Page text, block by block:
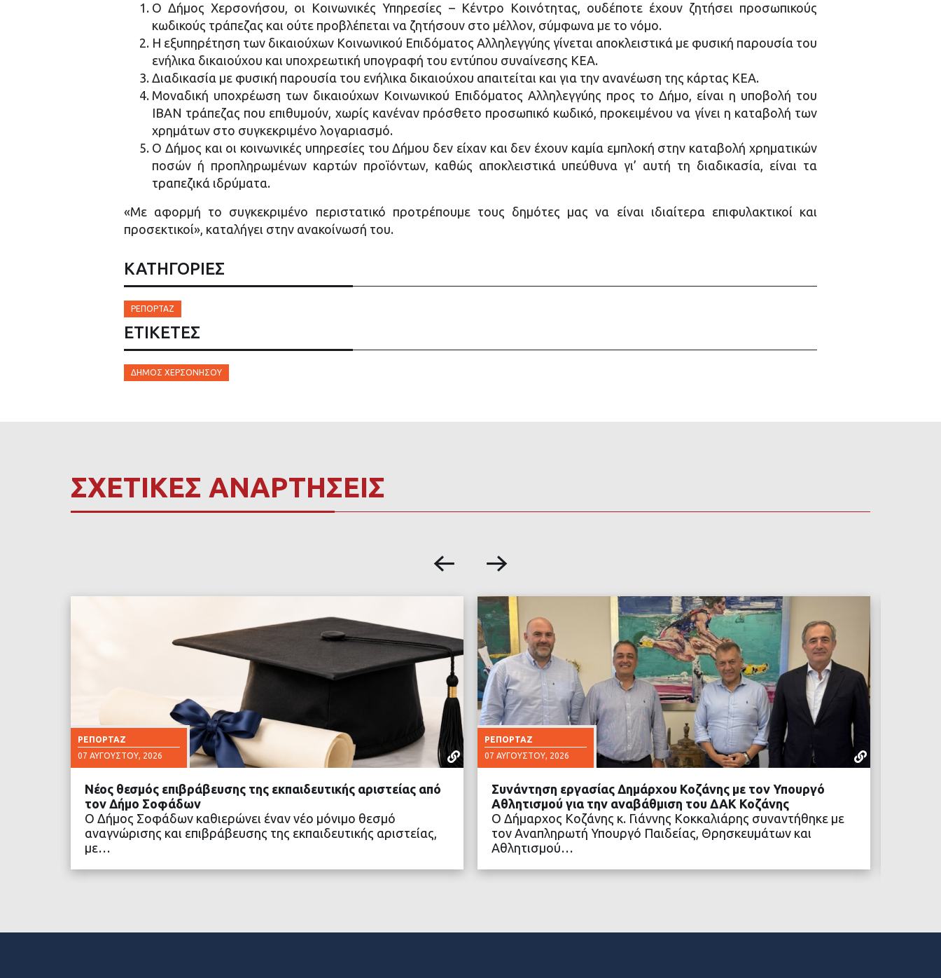
Ο Δήμος Χερσονήσου, οι Κοινωνικές Υπηρεσίες – Κέντρο Κοινότητας, ουδέποτε έχουν ζητήσει προσωπικούς
κωδικούς τράπεζας και ούτε προβλέπεται να ζητήσουν στο μέλλον, σύμφωνα με το νόμο.
Η εξυπηρέτηση των δικαιούχων Κοινωνικού Επιδόματος Αλληλεγγύης γίνεται αποκλειστικά με φυσική παρουσία του
ενήλικα δικαιούχου και υποχρεωτική υπογραφή του εντύπου συναίνεσης ΚΕΑ.
Διαδικασία με φυσική παρουσία του ενήλικα δικαιούχου απαιτείται και για την ανανέωση της κάρτας ΚΕΑ.
Μοναδική υποχρέωση των δικαιούχων Κοινωνικού Επιδόματος Αλληλεγγύης προς το Δήμο, είναι η υποβολή του
ΙΒΑΝ τράπεζας που επιθυμούν, χωρίς κανέναν πρόσθετο προσωπικό κωδικό, προκειμένου να γίνει η καταβολή των
χρημάτων στο συγκεκριμένο λογαριασμό.
Ο Δήμος και οι κοινωνικές υπηρεσίες του Δήμου δεν είχαν και δεν έχουν καμία εμπλοκή στην καταβολή χρηματικών
ποσών ή προπληρωμένων καρτών προϊόντων, καθώς αποκλειστικά υπεύθυνα γι’ αυτή τη διαδικασία, είναι τα
τραπεζικά ιδρύματα.
«Με αφορμή το συγκεκριμένο περιστατικό προτρέπουμε τους δημότες μας να είναι ιδιαίτερα επιφυλακτικοί και
προσεκτικοί», καταλήγει στην ανακοίνωσή του.
ΚΑΤΗΓΟΡΙΕΣ
ΡΕΠΟΡΤΆΖ
ΕΤΙΚΈΤΕΣ
ΔΉΜΟΣ ΧΕΡΣΟΝΉΣΟΥ
ΣΧΕΤΙΚΕΣ ΑΝΑΡΤΗΣΕΙΣ
ΡΕΠΟΡΤΆΖ
07 ΑΥΓΟΎΣΤΟΥ, 2026
Νέος θεσμός επιβράβευσης της εκπαιδευτικής αριστείας από
τον Δήμο Σοφάδων
Ο Δήμος Σοφάδων καθιερώνει έναν νέο μόνιμο θεσμό
αναγνώρισης και επιβράβευσης της εκπαιδευτικής αριστείας,
με…
ΡΕΠΟΡΤΆΖ
07 ΑΥΓΟΎΣΤΟΥ, 2026
Συνάντηση εργασίας Δημάρχου Κοζάνης με τον Υπουργό
Αθλητισμού για την αναβάθμιση του ΔΑΚ Κοζάνης
Ο Δήμαρχος Κοζάνης κ. Γιάννης Κοκκαλιάρης συναντήθηκε με
τον Αναπληρωτή Υπουργό Παιδείας, Θρησκευμάτων και
Αθλητισμού…